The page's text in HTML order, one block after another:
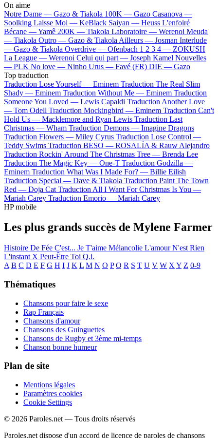
On aime
Notre Dame — Gazo & Tiakola 100K — Gazo Casanova —
Soolking Laisse Moi — KeBlack Saiyan — Heuss L'enfoiré
Bécane —Yamê 200K — Tiakola Laboratoire — Werenoi Meuda
— Tiakola Outro — Gazo & Tiakola Ailleurs — Josman Interlude
— Gazo & Tiakola Overdrive — Ofenbach 1 2 3 4 — ZOKUSH
La League — Werenoi Celui qui part — Joseph Kamel Nouvelles
— PLK No love — Ninho Urus — Favé (FR) DIE — Gazo
Top traduction
Traduction Lose Yourself — Eminem Traduction The Real Slim
Shady — Eminem Traduction Without Me — Eminem Traduction
Someone You Loved — Lewis Capaldi Traduction Another Love
— Tom Odell Traduction Mockingbird — Eminem Traduction Can't
Hold Us — Macklemore and Ryan Lewis Traduction Last
Christmas — Wham Traduction Demons — Imagine Dragons
Traduction Flowers — Miley Cyrus Traduction Lose Control —
Teddy Swims Traduction BESO — ROSALÍA & Rauw Alejandro
Traduction Rockin' Around The Christmas Tree — Brenda Lee
Traduction The Magic Key — One-T Traduction Godzilla —
Eminem Traduction What Was I Made For? — Billie Eilish
Traduction Special — Dave & Tiakola Traduction Paint The Town
Red — Doja Cat Traduction All I Want For Christmas Is You —
Mariah Carey Traduction Emorio — Mariah Carey
HP mobile
Les plus grands succès de Mylene Farmer
Histoire De Fée C'est... Je T'aime Mélancolie L'amour N'est Rien
L'instant X Peut-Être Toi Q.i.
A B C D E F G H I J K L M N O P Q R S T U V W X Y Z 0-9
Thématiques
Chansons pour faire le sexe
Rap Français
Chansons d'amour
Chansons des Guinguettes
Chansons de Rugby et 3ème mi-temps
Chanson bonne humeur
Plan de site
Mentions légales
Paramètres cookies
Cookie Settings
© 2026 Paroles.net — Tous droits réservés
Paroles.net dispose d'un accord de licence de paroles de chansons